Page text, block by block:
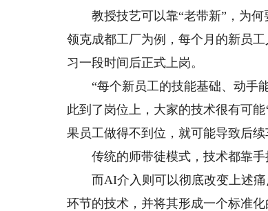
教授技艺可以靠“老带新”，为何
领克成都工厂为例，每个月的新员
习一段时间后正式上岗。
“每个新员工的技能基础、动手能
此到了岗位上，大家的技术很有可
果员工做得不到位，就可能导致后
传统的师带徒模式，技术都靠手
而AI介入则可以彻底改变上述痛
环节的技术，并将其形成一个标准